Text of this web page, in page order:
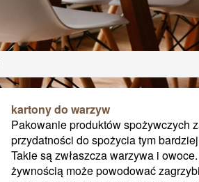
kartony do warzyw
Pakowanie produktów spożywczych
przydatności do spożycia tym
Takie są zwłaszcza warzywa i
żywnością może powodować